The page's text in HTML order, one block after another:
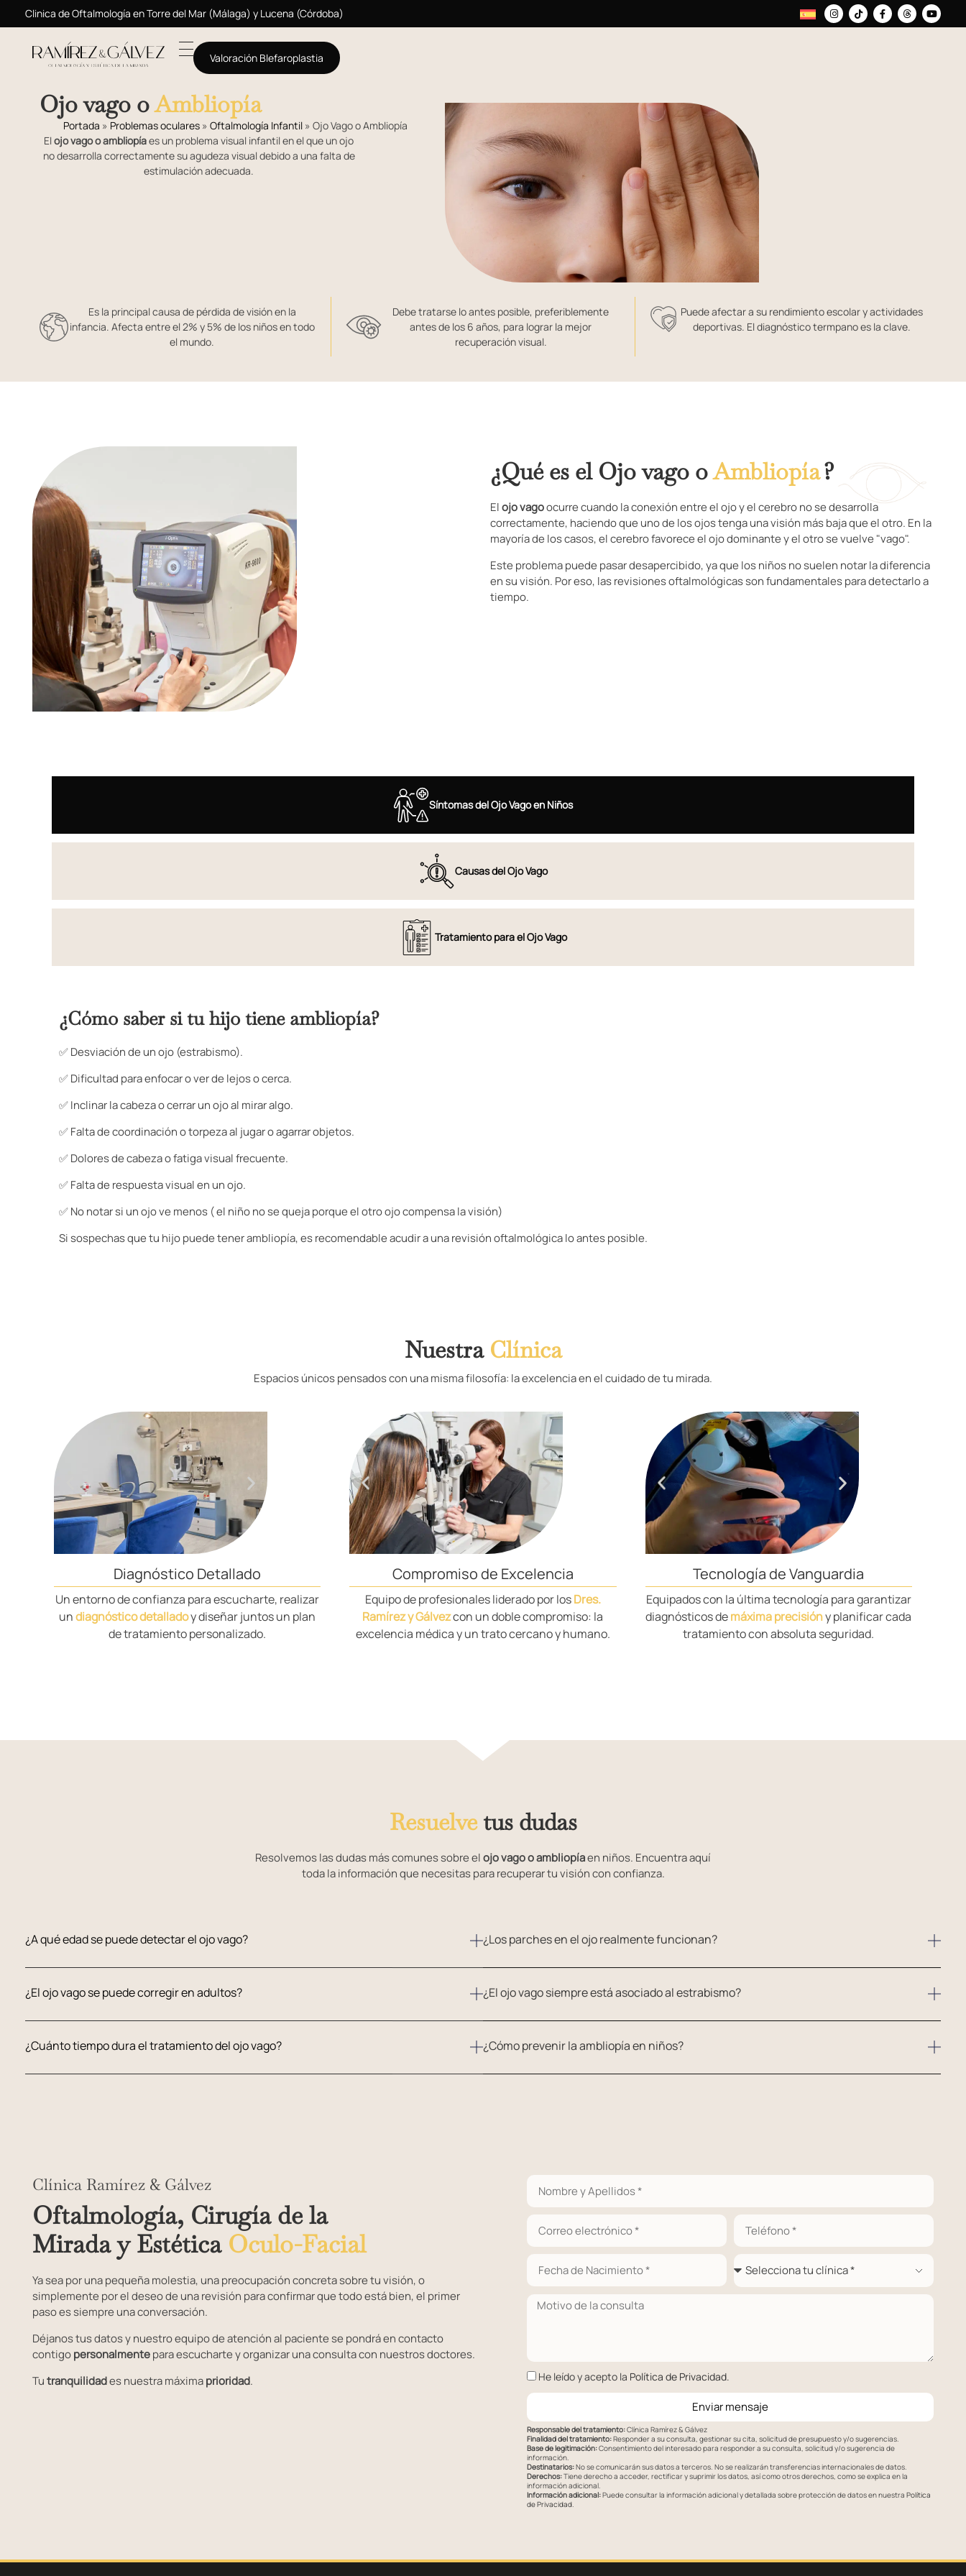
Clinica de Oftalmología en Torre del Mar (Málaga) y Lucena (Córdoba)
Valoración Blefaroplastia
Ojo vago oAmbliopía
Portada » Problemas oculares» Oftalmología Infantil» Ojo Vago o Ambliopía
Elojo vago o ambliopíaes un problema visual infantil en el que un ojo
no desarrolla correctamente su agudeza visual debido a una falta de
estimulación adecuada.
Es la principal causa de pérdida de visión en la
infancia. Afecta entre el 2% y 5% de los niños en todo
el mundo.
Debe tratarse lo antes posible, preferiblemente
antes de los 6 años, para lograr la mejor
recuperación visual.
Puede afectar a su rendimiento escolar y actividades
deportivas. El diagnóstico termpano es la clave.
¿Qué es el Ojo vago oAmbliopía?
Elojo vagoocurre cuando la conexión entre el ojo y el cerebro no se desarrolla
correctamente, haciendo que uno de los ojos tenga una visión más baja que el otro. En la
mayoría de los casos, el cerebro favorece el ojo dominante y el otro se vuelve "vago".
Este problema puede pasar desapercibido, ya que los niños no suelen notar la diferencia
en su visión. Por eso, las revisiones oftalmológicas son fundamentales para detectarlo a
tiempo.
Síntomas del Ojo Vago en Niños
Causas del Ojo Vago
Tratamiento para el Ojo Vago
¿Cómo saber si tu hijo tiene ambliopía?
✅ Desviación de un ojo (estrabismo).
✅ Dificultad para enfocar o ver de lejos o cerca.
✅ Inclinar la cabeza o cerrar un ojo al mirar algo.
✅ Falta de coordinación o torpeza al jugar o agarrar objetos.
✅ Dolores de cabeza o fatiga visual frecuente.
✅ Falta de respuesta visual en un ojo.
✅ No notar si un ojo ve menos ( el niño no se queja porque el otro ojo compensa la visión)
Si sospechas que tu hijo puede tener ambliopía, es recomendable acudir a una revisión oftalmológica lo antes posible.
Nuestra Clínica
Espacios únicos pensados con una misma filosofía: la excelencia en el cuidado de tu mirada.
Diagnóstico Detallado
Un entorno de confianza para escucharte, realizar
undiagnóstico detalladoy diseñar juntos un plan
de tratamiento personalizado.
Compromiso de Excelencia
Equipo de profesionales liderado por losDres.
Ramírez y Gálvezcon un doble compromiso: la
excelencia médica y un trato cercano y humano.
Tecnología de Vanguardia
Equipados con la última tecnología para garantizar
diagnósticos demáxima precisióny planificar cada
tratamiento con absoluta seguridad.
Resuelvetus dudas
Resolvemos las dudas más comunes sobre elojo vago o ambliopíaen niños. Encuentra aquí
toda la información que necesitas para recuperar tu visión con confianza.
¿A qué edad se puede detectar el ojo vago?
¿El ojo vago se puede corregir en adultos?
¿Cuánto tiempo dura el tratamiento del ojo vago?
¿Los parches en el ojo realmente funcionan?
¿El ojo vago siempre está asociado al estrabismo?
¿Cómo prevenir la ambliopía en niños?
Clínica Ramírez & Gálvez
Oftalmología, Cirugía de la
Mirada y Estética Oculo-Facial
Ya sea por una pequeña molestia, una preocupación concreta sobre tu visión, o
simplemente por el deseo de una revisión para confirmar que todo está bien, el primer
paso es siempre una conversación.
Déjanos tus datos y nuestro equipo de atención al paciente se pondrá en contacto
contigopersonalmentepara escucharte y organizar una consulta con nuestros doctores.
Tutranquilidades nuestra máximaprioridad. He leído y acepto la Política de Privacidad.
Enviar mensaje
Responsable del tratamiento:Clínica Ramírez & Gálvez
Finalidad del tratamiento:Responder a su consulta, gestionar su cita, solicitud de presupuesto y/o sugerencias.
Base de legitimación:Consentimiento del interesado para responder a su consulta, solicitud y/o sugerencia de
información.
Destinatarios:No se comunicarán sus datos a terceros. No se realizarán transferencias internacionales de datos.
Derechos:Tiene derecho a acceder, rectificar y suprimir los datos, así como otros derechos, como se explica en la
información adicional.
Información adicional:Puede consultar la información adicional y detallada sobre protección de datos en nuestra Política
de Privacidad.